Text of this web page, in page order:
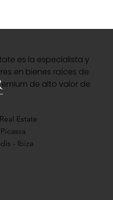
es la especialista y
en bienes raíces de
de alto valor de
Estate
- Ibiza